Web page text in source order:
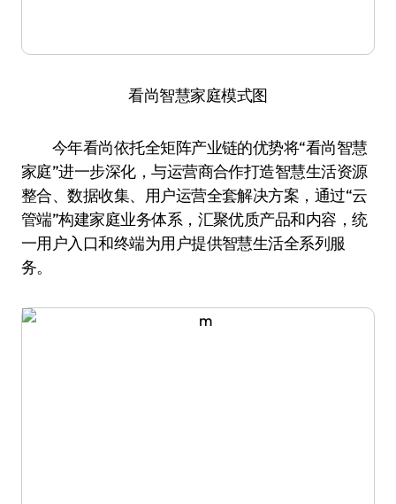
看尚智慧家庭模式图
今年看尚依托全矩阵产业链的优势将“看尚智慧
家庭”进一步深化，与运营商合作打造智慧生活资源
整合、数据收集、用户运营全套解决方案，通过“云
管端”构建家庭业务体系，汇聚优质产品和内容，统
一用户入口和终端为用户提供智慧生活全系列服
务。